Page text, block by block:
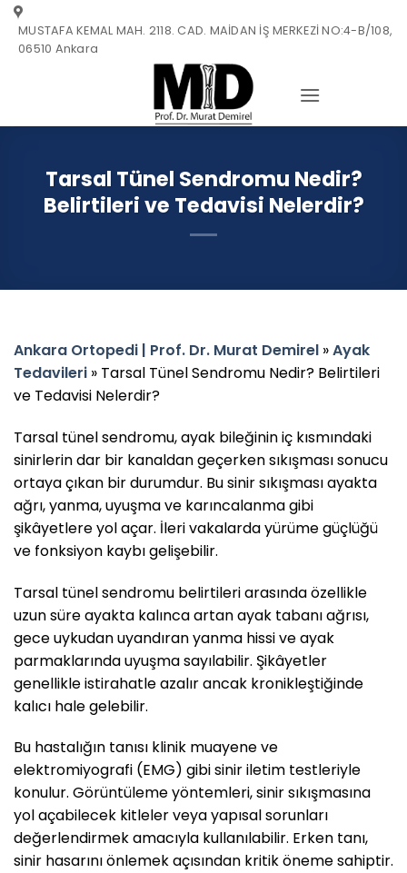
Skip
content
MUSTAFA KEMAL MAH. 2118. CAD. MAİDAN İŞ MERKEZİ NO:4-B/108,
06510 Ankara
Tarsal Tünel Sendromu Nedir?
Belirtileri ve Tedavisi Nelerdir?
Ankara Ortopedi | Prof. Dr. Murat Demirel »Ayak
Tedavileri » Tarsal Tünel Sendromu Nedir? Belirtileri
ve Tedavisi Nelerdir?
Tarsal tünel sendromu, ayak bileğinin iç kısmındaki
sinirlerin dar bir kanaldan geçerken sıkışması sonucu
ortaya çıkan bir durumdur. Bu sinir sıkışması ayakta
ağrı, yanma, uyuşma ve karıncalanma gibi
şikâyetlere yol açar. İleri vakalarda yürüme güçlüğü
ve fonksiyon kaybı gelişebilir.
Tarsal tünel sendromu belirtileri arasında özellikle
uzun süre ayakta kalınca artan ayak tabanı ağrısı,
gece uykudan uyandıran yanma hissi ve ayak
parmaklarında uyuşma sayılabilir. Şikâyetler
genellikle istirahatle azalır ancak kronikleştiğinde
kalıcı hale gelebilir.
Bu hastalığın tanısı klinik muayene ve
elektromiyografi (EMG) gibi sinir iletim testleriyle
konulur. Görüntüleme yöntemleri, sinir sıkışmasına
yol açabilecek kitleler veya yapısal sorunları
değerlendirmek amacıyla kullanılabilir. Erken tanı,
sinir hasarını önlemek açısından kritik öneme sahiptir.